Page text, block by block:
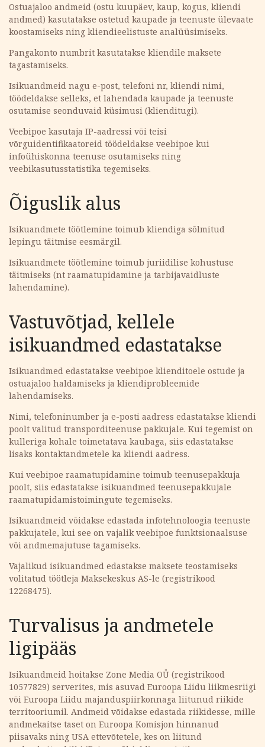
Ostuajaloo andmeid (ostu kuupäev, kaup, kogus, kliendi
andmed) kasutatakse ostetud kaupade ja teenuste ülevaate
koostamiseks ning kliendieelistuste analüüsimiseks.
Pangakonto numbrit kasutatakse kliendile maksete
tagastamiseks.
Isikuandmeid nagu e-post, telefoni nr, kliendi nimi,
töödeldakse selleks, et lahendada kaupade ja teenuste
osutamise seonduvaid küsimusi (klienditugi).
Veebipoe kasutaja IP-aadressi või teisi
võrguidentifikaatoreid töödeldakse veebipoe kui
infoühiskonna teenuse osutamiseks ning
veebikasutusstatistika tegemiseks.
Õiguslik alus
Isikuandmete töötlemine toimub kliendiga sõlmitud
lepingu täitmise eesmärgil.
Isikuandmete töötlemine toimub juriidilise kohustuse
täitmiseks (nt raamatupidamine ja tarbijavaidluste
lahendamine).
Vastuvõtjad, kellele
isikuandmed edastatakse
Isikuandmed edastatakse veebipoe klienditoele ostude ja
ostuajaloo haldamiseks ja kliendiprobleemide
lahendamiseks.
Nimi, telefoninumber ja e-posti aadress edastatakse kliendi
poolt valitud transporditeenuse pakkujale. Kui tegemist on
kulleriga kohale toimetatava kaubaga, siis edastatakse
lisaks kontaktandmetele ka kliendi aadress.
Kui veebipoe raamatupidamine toimub teenusepakkuja
poolt, siis edastatakse isikuandmed teenusepakkujale
raamatupidamistoimingute tegemiseks.
Isikuandmeid võidakse edastada infotehnoloogia teenuste
pakkujatele, kui see on vajalik veebipoe funktsionaalsuse
või andmemajutuse tagamiseks.
Vajalikud isikuandmed edastakse maksete teostamiseks
volitatud töötleja Maksekeskus AS-le (registrikood
12268475).
Turvalisus ja andmetele
ligipääs
Isikuandmeid hoitakse Zone Media OÜ (registrikood
10577829) serverites, mis asuvad Euroopa Liidu liikmesriigi
või Euroopa Liidu majanduspiirkonnaga liitunud riikide
territooriumil. Andmeid võidakse edastada riikidesse, mille
andmekaitse taset on Euroopa Komisjon hinnanud
piisavaks ning USA ettevõtetele, kes on liitund